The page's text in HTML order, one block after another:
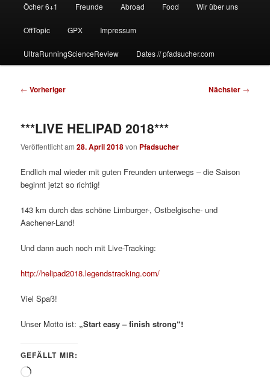
Öcher 6+1 Freunde Abroad Food Wir über uns
OffTopic GPX Impressum
UltraRunningScienceReview Dates // pfadsucher.com
Beitragsnavigation
← Vorheriger Nächster →
***LIVE HELIPAD 2018***
Veröffentlicht am28. April 2018von Pfadsucher
Endlich mal wieder mit guten Freunden unterwegs – die Saison
beginnt jetzt so richtig!
143 km durch das schöne Limburger-, Ostbelgische- und
Aachener-Land!
Und dann auch noch mit Live-Tracking:
http://helipad2018.legendstracking.com/
Viel Spaß!
Unser Motto ist: „Start easy – finish strong“!
GEFÄLLT MIR:
Wird